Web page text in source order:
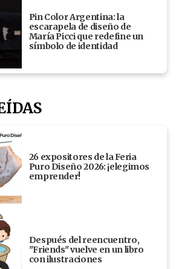
Pin Color Argentina: la
escarapela de diseño de
María Picci que redefine un
símbolo de identidad
26 expositores de la Feria
Puro Diseño 2026: ¡elegimos
emprender!
Después del reencuentro,
"Friends" vuelve en un libro
con ilustraciones